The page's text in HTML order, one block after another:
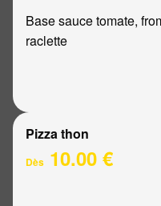
Base sauce tomate,
raclette
Pizza thon
Dès 10.00 €